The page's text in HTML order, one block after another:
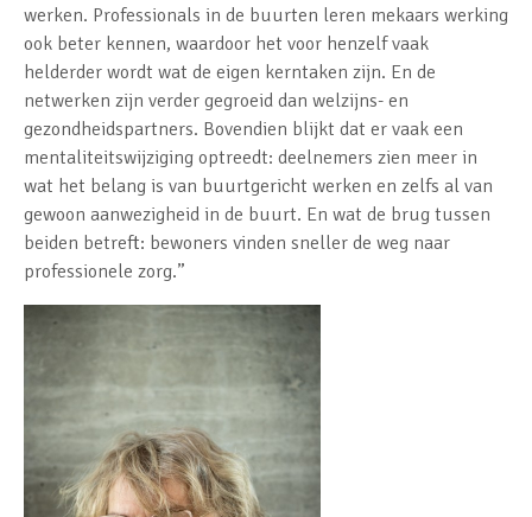
werken. Professionals in de buurten leren mekaars werking
ook beter kennen, waardoor het voor henzelf vaak
helderder wordt wat de eigen kerntaken zijn. En de
netwerken zijn verder gegroeid dan welzijns- en
gezondheidspartners. Bovendien blijkt dat er vaak een
mentaliteitswijziging optreedt: deelnemers zien meer in
wat het belang is van buurtgericht werken en zelfs al van
gewoon aanwezigheid in de buurt. En wat de brug tussen
beiden betreft: bewoners vinden sneller de weg naar
professionele zorg.”